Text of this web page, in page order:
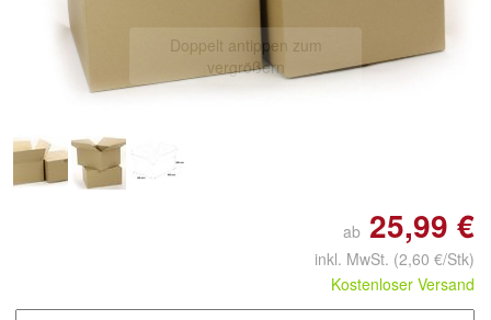
Doppelt antippen zum
vergrößern
ab 25,99 €
inkl. MwSt. (2,60 €/Stk)
Kostenloser Versand